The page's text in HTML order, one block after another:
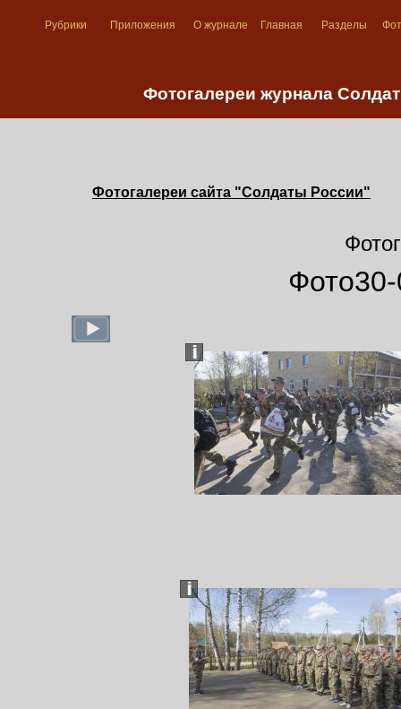
Рубрики Приложения О журнале Главная Разделы
Фотогалереи журнала
Фотогалереи сайта "Солдаты России"